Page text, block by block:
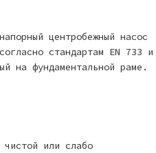
центробежный насос
стандартам EN 733 и
на фундаментальной раме.
чистой или слабо